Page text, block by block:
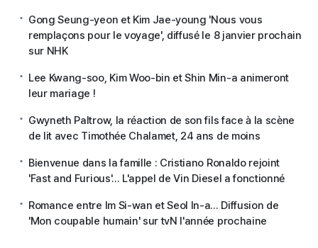
Gong Seung-yeon et Kim Jae-young 'Nous vous
remplaçons pour le voyage', diffusé le 8 janvier prochain
sur NHK
Lee Kwang-soo, Kim Woo-bin et Shin Min-a animeront
leur mariage !
Gwyneth Paltrow, la réaction de son fils face à la scène
de lit avec Timothée Chalamet, 24 ans de moins
Bienvenue dans la famille : Cristiano Ronaldo rejoint
'Fast and Furious'... L'appel de Vin Diesel a fonctionné
Romance entre Im Si-wan et Seol In-a... Diffusion de
'Mon coupable humain' sur tvN l'année prochaine